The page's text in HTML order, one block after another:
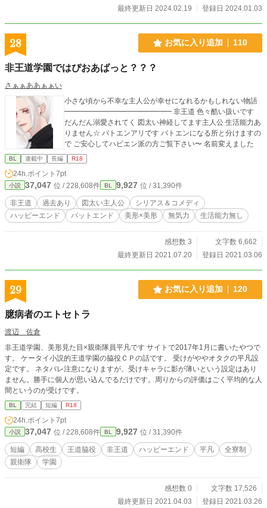
最終更新日 2024.02.19
登録日 2024.01.03
28 お気に入り追加 110
非王道学園ではぴおあばっと？？？
さぁぁああぁぁい
小さな頃から不幸な主人公が幸せになれるかもしれない物語
━━━━━━━━━━━━━━━ 非王道 色々酷い扱いです
だんだん溺愛されてく 図太い神経してます主人公 生活能力あ
りません☆ バトエンアリです バトエンになる所と分けますの
で ご安心してハピエン派の方ご覧下さい〜 名前変えました
BL 連載中 長編 R18
24h.ポイント 7pt
小説 37,047 位 / 228,608件 BL 9,927 位 / 31,390件
非王道 過去あり 図太い主人公
シリアス＆コメディ
ハッピーエンド
バットエンド 美形×美形 無気力 生活能力無し
感想数 3
文字数 6,662
最終更新日 2021.07.20
登録日 2021.03.06
29 お気に入り追加 120
臆病者のエトセトラ
渡辺 佐倉
非王道学園、美形見た目×親衛隊員平凡です サイトで2017年1月に書いたやつで
す。 ケータイ小説的王道学園の脇役ＣＰの話です。 受けがややオタクの平凡設
定です。 ネタバレ注意になりますが、受けキャラに影が薄いという設定はあり
ません。勝手に個人が思い込んでるだけです。周りからの評価はごく平均的な人
間というのが受けです。
BL 完結 短編 R18
24h.ポイント 7pt
小説 37,047 位 / 228,608件 BL 9,927 位 / 31,390件
短編 高校生 王道脇役 非王道 ハッピーエンド 平凡
全寮制
親衛隊
学園
感想数 0
文字数 17,526
最終更新日 2021.04.03
登録日 2021.03.26